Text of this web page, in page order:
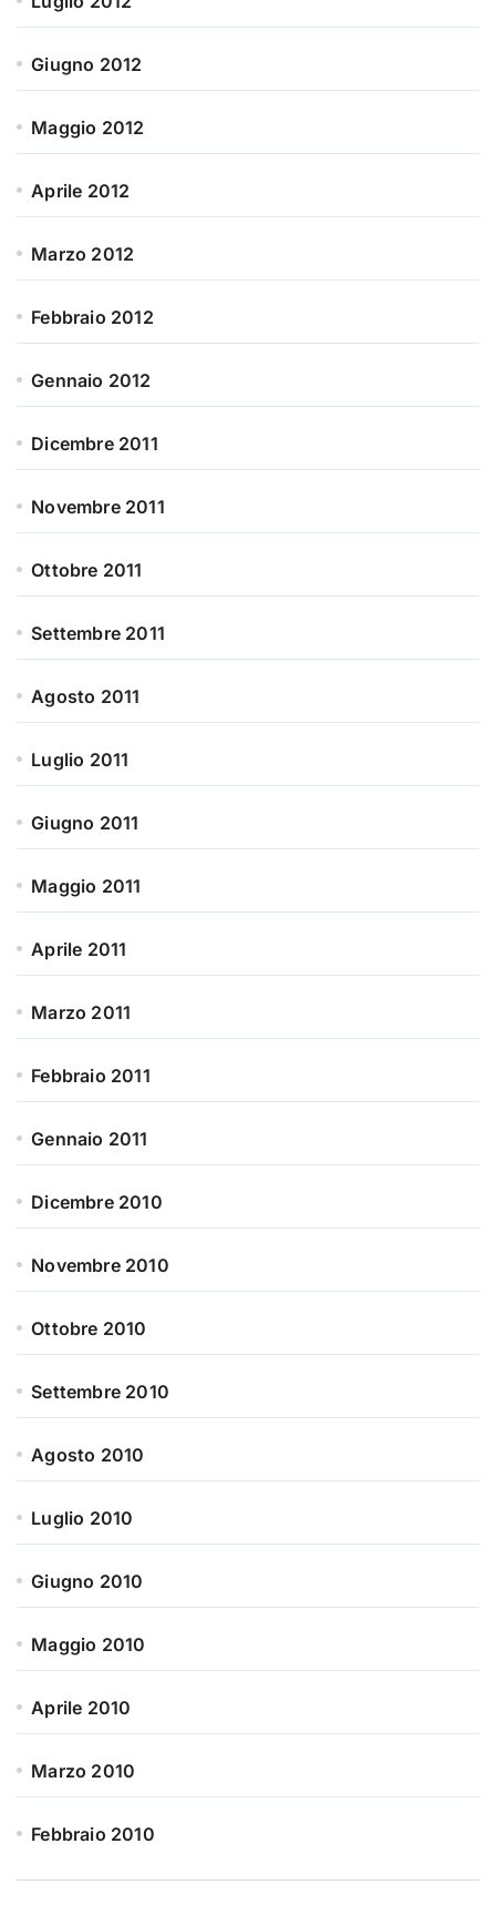
Giugno 2012
Maggio 2012
Aprile 2012
Marzo 2012
Febbraio 2012
Gennaio 2012
Dicembre 2011
Novembre 2011
Ottobre 2011
Settembre 2011
Agosto 2011
Luglio 2011
Giugno 2011
Maggio 2011
Aprile 2011
Marzo 2011
Febbraio 2011
Gennaio 2011
Dicembre 2010
Novembre 2010
Ottobre 2010
Settembre 2010
Agosto 2010
Luglio 2010
Giugno 2010
Maggio 2010
Aprile 2010
Marzo 2010
Febbraio 2010